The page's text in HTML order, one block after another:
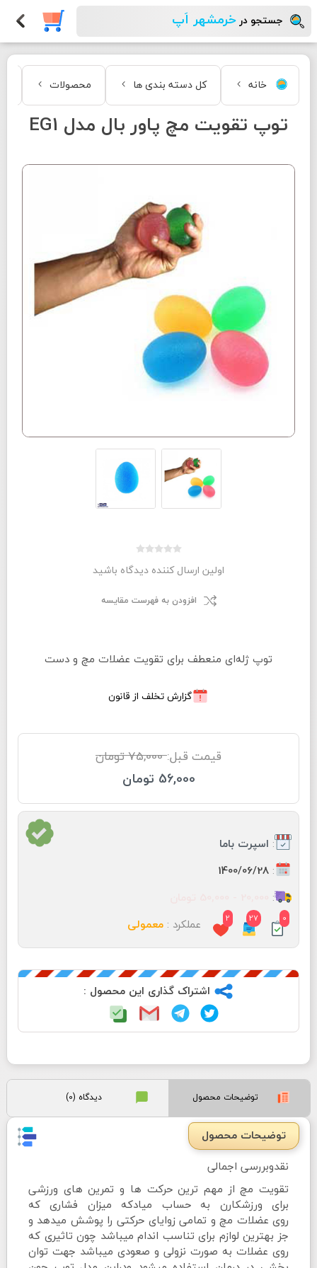
جستجو در خرمشهر اَپ
خانه کل دسته بندی ها محصولات
توپ تقویت مچ پاور بال مدل EG1
اولین ارسال کننده دیدگاه باشید
افزودن به فهرست مقایسه
توپ ژله‌ای منعطف برای تقویت عضلات مچ و دست
گزارش تخلف از قانون
قیمت قبل: 75,000 تومان
56,000 تومان
: اسپرت باما
:
1400/06/28
:
0
27
2 عملکرد : معمولی
اشتراک گذاری این محصول :
توضیحات محصول دیدگاه (0)
توضیحات محصول
نقدوبررسی اجمالی
تقویت مچ از مهم ترین حرکت ها و تمرین های ورزشی
برای ورزشکارن به حساب میادکه میزان فشاری که
روی عضلات مچ و تمامی زوایای حرکتی را پوشش میدهد و
جز بهترین لوازم برای تناسب اندام میباشد چون تاثیری که
روی عضلات به صورت نزولی و صعودی میباشد جهت توان